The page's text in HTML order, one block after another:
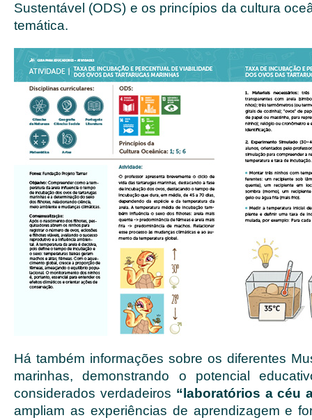
Sustentável (ODS) e os princípios da cultura
temática.
Há também informações sobre os diferentes
marinhas, demonstrando o potencial
considerados verdadeiros “laboratórios a céu
ampliam as experiências de aprendizagem e